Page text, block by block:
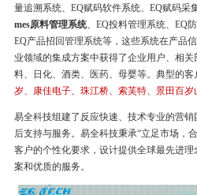
量追溯系统、EQ赋码软件系统、EQ赋码采
mes原料管理系统、EQ投料管理系统、EQ
EQ产品招回管理系统等，这些系统在产品
业领域的集成方案中获得了企业用户、相
料、日化、酒类、医药、母婴等。典型的客
岁、康佳电子、珠江桥、索芙特、景田百
易全科技组建了反应快速、技术专业的营
后支持与服务。易全科技秉承“立足市场，
客户的个性化要求，设计提供全球最先进
案和优质的服务。